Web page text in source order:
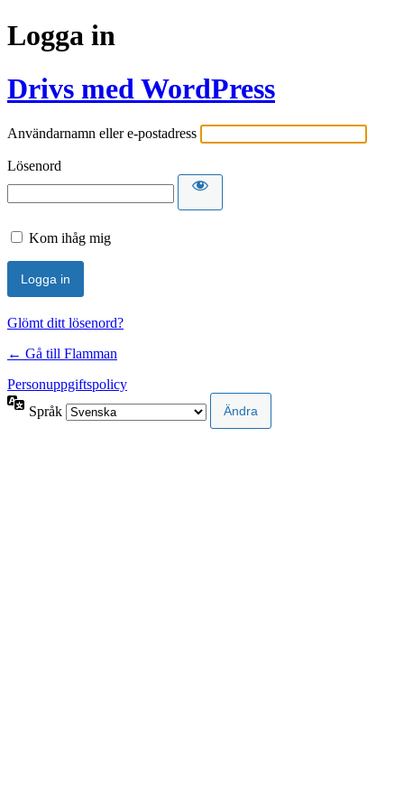
Logga in
Drivs med WordPress
Användarnamn eller e-postadress
Lösenord
Kom ihåg mig
Glömt ditt lösenord?
← Gå till Flamman
Personuppgiftspolicy
Språk